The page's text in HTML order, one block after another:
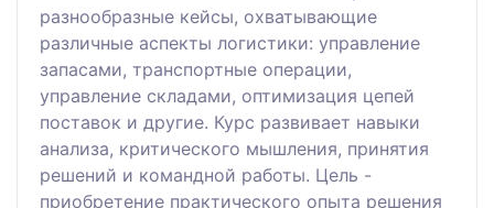
разнообразные кейсы, охватывающие
различные аспекты логистики: управление
запасами, транспортные операции,
управление складами, оптимизация цепей
поставок и другие. Курс развивает навыки
анализа, критического мышления, принятия
решений и командной работы. Цель -
приобретение практического опыта решения